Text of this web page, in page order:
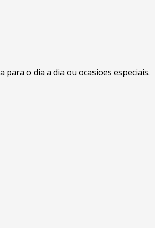
o dia a dia ou ocasioes especiais.